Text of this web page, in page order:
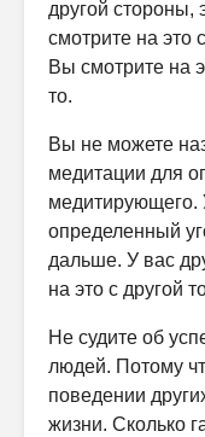
другой стороны,
смотрите на это
Вы смотрите на
то.
Вы не можете
медитации для
медитирующего.
определенный
дальше. У вас
на это с другой
Не судите об
людей. Потому
поведении
жизни. Сколько